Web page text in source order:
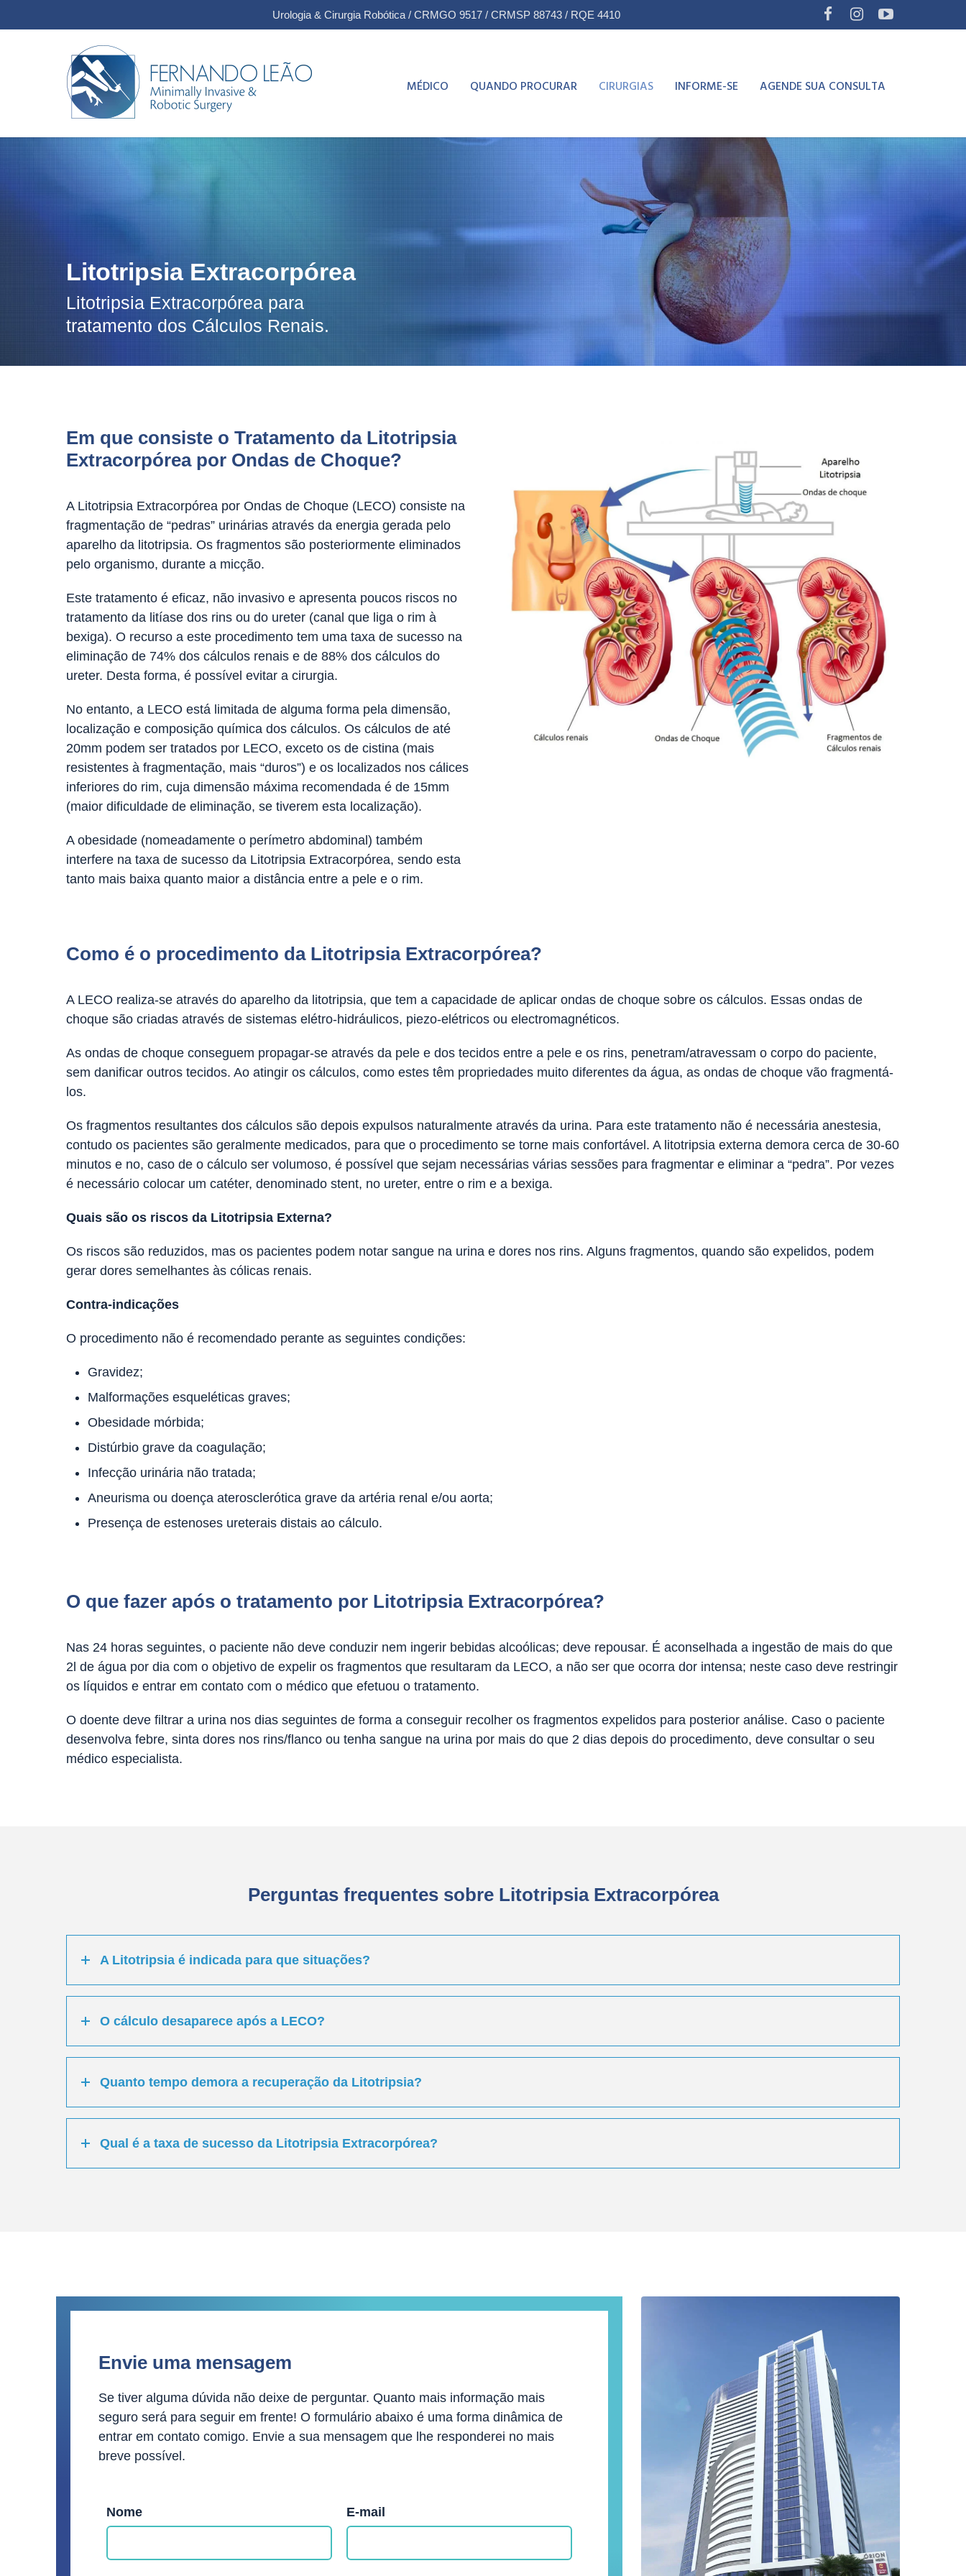
Urologia & Cirurgia Robótica / CRMGO 9517 / CRMSP 88743 / RQE 4410
MÉDICO QUANDO PROCURAR CIRURGIAS INFORME-SE AGENDE SUA CONSULTA
Litotripsia Extracorpórea
Litotripsia Extracorpórea para
tratamento dos Cálculos Renais.
Em que consiste o Tratamento da Litotripsia
Extracorpórea por Ondas de Choque?
A Litotripsia Extracorpórea por Ondas de Choque (LECO) consiste na
fragmentação de “pedras” urinárias através da energia gerada pelo
aparelho da litotripsia. Os fragmentos são posteriormente eliminados
pelo organismo, durante a micção.
Este tratamento é eficaz, não invasivo e apresenta poucos riscos no
tratamento da litíase dos rins ou do ureter (canal que liga o rim à
bexiga). O recurso a este procedimento tem uma taxa de sucesso na
eliminação de 74% dos cálculos renais e de 88% dos cálculos do
ureter. Desta forma, é possível evitar a cirurgia.
No entanto, a LECO está limitada de alguma forma pela dimensão,
localização e composição química dos cálculos. Os cálculos de até
20mm podem ser tratados por LECO, exceto os de cistina (mais
resistentes à fragmentação, mais “duros”) e os localizados nos cálices
inferiores do rim, cuja dimensão máxima recomendada é de 15mm
(maior dificuldade de eliminação, se tiverem esta localização).
A obesidade (nomeadamente o perímetro abdominal) também
interfere na taxa de sucesso da Litotripsia Extracorpórea, sendo esta
tanto mais baixa quanto maior a distância entre a pele e o rim.
Como é o procedimento da Litotripsia Extracorpórea?
A LECO realiza-se através do aparelho da litotripsia, que tem a capacidade de aplicar ondas de choque sobre os cálculos. Essas ondas de
choque são criadas através de sistemas elétro-hidráulicos, piezo-elétricos ou electromagnéticos.
As ondas de choque conseguem propagar-se através da pele e dos tecidos entre a pele e os rins, penetram/atravessam o corpo do paciente,
sem danificar outros tecidos. Ao atingir os cálculos, como estes têm propriedades muito diferentes da água, as ondas de choque vão fragmentá-
los.
Os fragmentos resultantes dos cálculos são depois expulsos naturalmente através da urina. Para este tratamento não é necessária anestesia,
contudo os pacientes são geralmente medicados, para que o procedimento se torne mais confortável. A litotripsia externa demora cerca de 30-60
minutos e no, caso de o cálculo ser volumoso, é possível que sejam necessárias várias sessões para fragmentar e eliminar a “pedra”. Por vezes
é necessário colocar um catéter, denominado stent, no ureter, entre o rim e a bexiga.
Quais são os riscos da Litotripsia Externa?
Os riscos são reduzidos, mas os pacientes podem notar sangue na urina e dores nos rins. Alguns fragmentos, quando são expelidos, podem
gerar dores semelhantes às cólicas renais.
Contra-indicações
O procedimento não é recomendado perante as seguintes condições:
Gravidez;
Malformações esqueléticas graves;
Obesidade mórbida;
Distúrbio grave da coagulação;
Infecção urinária não tratada;
Aneurisma ou doença aterosclerótica grave da artéria renal e/ou aorta;
Presença de estenoses ureterais distais ao cálculo.
O que fazer após o tratamento por Litotripsia Extracorpórea?
Nas 24 horas seguintes, o paciente não deve conduzir nem ingerir bebidas alcoólicas; deve repousar. É aconselhada a ingestão de mais do que
2l de água por dia com o objetivo de expelir os fragmentos que resultaram da LECO, a não ser que ocorra dor intensa; neste caso deve restringir
os líquidos e entrar em contato com o médico que efetuou o tratamento.
O doente deve filtrar a urina nos dias seguintes de forma a conseguir recolher os fragmentos expelidos para posterior análise. Caso o paciente
desenvolva febre, sinta dores nos rins/flanco ou tenha sangue na urina por mais do que 2 dias depois do procedimento, deve consultar o seu
médico especialista.
Perguntas frequentes sobre Litotripsia Extracorpórea
A Litotripsia é indicada para que situações?
O cálculo desaparece após a LECO?
Quanto tempo demora a recuperação da Litotripsia?
Qual é a taxa de sucesso da Litotripsia Extracorpórea?
Envie uma mensagem
Se tiver alguma dúvida não deixe de perguntar. Quanto mais informação mais
seguro será para seguir em frente! O formulário abaixo é uma forma dinâmica de
entrar em contato comigo. Envie a sua mensagem que lhe responderei no mais
breve possível.
Nome E-mail